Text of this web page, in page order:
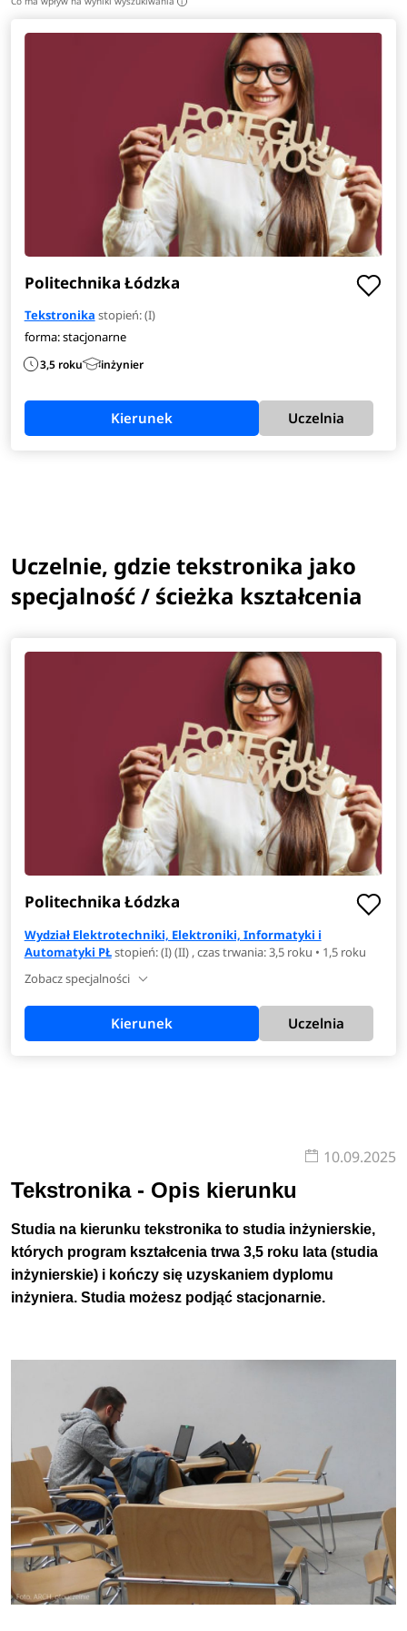
poszukiwani w przemyśle odzieżowym, biomedycznym,
sportowym, wojskowym, lotniczym oraz motoryzacyjnym.
Wiele osób po ukończeniu studiów znajduje zatrudnienie w
firmach zajmujących się projektowaniem i produkcją
inteligentnych tkanin. Mogą pracować jako inżynierowie
odpowiedzialni za wdrażanie nowoczesnych materiałów
tekstylnych z funkcjami elektronicznymi, takimi jak sensory,
systemy monitorowania parametrów życiowych czy tkaniny
termoaktywne. W tym zakresie ich praca koncentruje się na
integracji elektroniki z tekstyliami oraz opracowywaniu
nowych metod produkcji odzieży technologicznej.Zobacz
Politechnika Łódzka
Tekstronika stopień: (I)
forma: stacjonarne
3,5 roku inżynier
Kierunek Uczelnia
Uczelnie, gdzie tekstronika jako
specjalność / ścieżka kształcenia
Politechnika Łódzka
Wydział Elektrotechniki, Elektroniki, Informatyki i
Automatyki PŁstopień: (I) (II) , czas trwania: 3,5 roku • 1,5 roku
Zobacz specjalności
Kierunek Uczelnia
10.09.2025
Tekstronika - Opis kierunku
Studia na kierunku tekstronika to studia inżynierskie,
których program kształcenia trwa 3,5 roku lata (studia
inżynierskie) i kończy się uzyskaniem dyplomu
inżyniera. Studia możesz podjąć stacjonarnie.